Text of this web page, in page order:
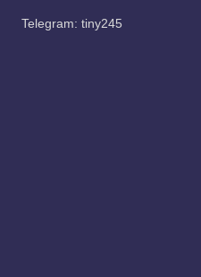
Telegram: tiny245